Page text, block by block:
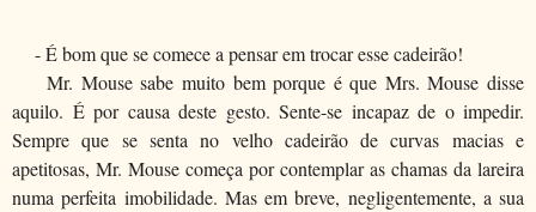
- É bom que se comece a pensar em trocar esse cadeirão!
Mr. Mouse sabe muito bem porque é que Mrs. Mouse disse
aquilo. É por causa deste gesto. Sente-se incapaz de o impedir.
Sempre que se senta no velho cadeirão de curvas macias e
apetitosas, Mr. Mouse começa por contemplar as chamas da lareira
numa perfeita imobilidade. Mas em breve, negligentemente, a sua